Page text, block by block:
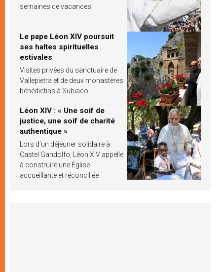
semaines de vacances
Le pape Léon XIV poursuit
ses haltes spirituelles
estivales
Visites privées du sanctuaire de
Vallepietra et de deux monastères
bénédictins à Subiaco
Léon XIV : « Une soif de
justice, une soif de charité
authentique »
Lors d’un déjeuner solidaire à
Castel Gandolfo, Léon XIV appelle
à construire une Église
accueillante et réconciliée